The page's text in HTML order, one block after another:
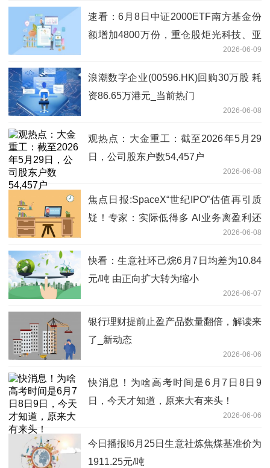
速看：6月8日中证2000ETF南方基金份
额增加4800万份，重仓股炬光科技、亚
2026-06-09
浪潮数字企业(00596.HK)回购30万股 耗
资86.65万港元_当前热门
2026-06-08
观热点：大金重工：截至2026年5月29
日，公司股东户数54,457户
2026-06-08
焦点日报:SpaceX“世纪IPO”估值再引质
疑！专家：实际低得多 AI业务离盈利还
2026-06-08
快看：生意社环己烷6月7日均差为10.84
元/吨 由正向扩大转为缩小
2026-06-07
银行理财提前止盈产品数量翻倍，解读来
了_新动态
2026-06-06
快消息！为啥高考时间是6月7日8日9
日，今天才知道，原来大有来头！
2026-06-06
今日播报!6月25日生意社炼焦煤基准价为
1911.25元/吨